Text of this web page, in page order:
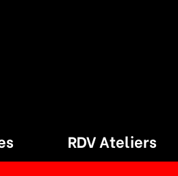
RDV Ateliers